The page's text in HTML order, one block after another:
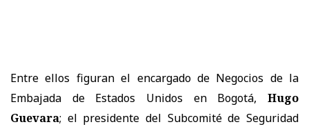
Entre ellos figuran el encargado de Negocios de la
Embajada de Estados Unidos en Bogotá, Hugo
Guevara; el presidente del Subcomité de Seguridad